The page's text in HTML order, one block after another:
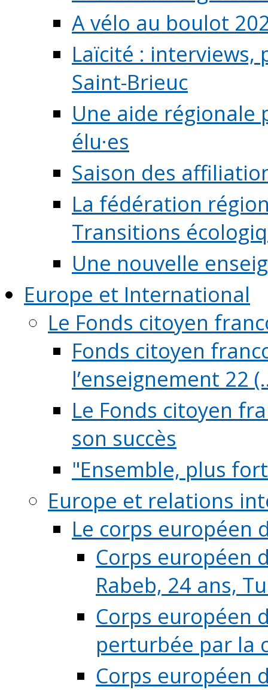
A vélo au boulot
Laïcité :
Saint-Brieuc
Une aide régionale
élu·es
Saison des
La fédération
Transitions
Une nouvelle
Europe et International
Le Fonds citoyen
Fonds citoyen
l’enseignement 22
Le Fonds citoyen
son succès
"Ensemble, plus
Europe et relations
Le corps européen
Corps européen
Rabeb, 24 ans,
Corps européen
perturbée par la
Corps européen